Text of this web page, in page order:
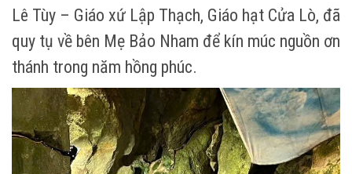
Lê Tùy – Giáo xứ Lập Thạch, Giáo hạt Cửa Lò, đã
quy tụ về bên Mẹ Bảo Nham để kín múc nguồn ơn
thánh trong năm hồng phúc.